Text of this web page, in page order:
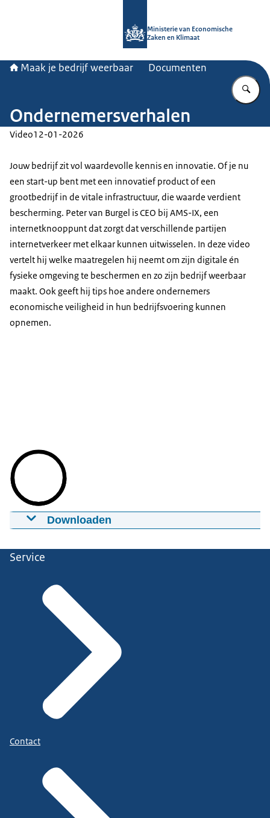
Ministerie van Economische
Zaken en Klimaat
Maak je bedrijf weerbaar Documenten
Ondernemersverhalen
Video12-01-2026
Jouw bedrijf zit vol waardevolle kennis en innovatie. Of je nu
een start-up bent met een innovatief product of een
grootbedrijf in de vitale infrastructuur, die waarde verdient
bescherming. Peter van Burgel is CEO bij AMS-IX, een
internetknooppunt dat zorgt dat verschillende partijen
internetverkeer met elkaar kunnen uitwisselen. In deze video
vertelt hij welke maatregelen hij neemt om zijn digitale én
fysieke omgeving te beschermen en zo zijn bedrijf weerbaar
maakt. Ook geeft hij tips hoe andere ondernemers
economische veiligheid in hun bedrijfsvoering kunnen
opnemen.
Downloaden
12-01-2026mp4
Service
Contact